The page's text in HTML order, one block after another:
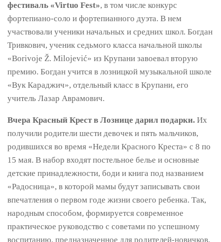
фестиваль «Virtuo Fest», в том числе конкурс
фортепиано-соло и фортепианного дуэта. В нем
участвовали ученики начальных и средних школ. Богдан
Тривкович, ученик седьмого класса начальной школы
«Borivoje Ž. Milojević» из Крупани завоевал вторую
премию. Богдан учится в лозницкой музыкальной школе
«Вук Караджич», отдельный класс в Крупани, его
учитель Лазар Аврамович.
Вчера Красный Крест в Лознице дарил подарки. Их
получили родители шести девочек и пять мальчиков,
родившихся во время «Недели Красного Креста» с 8 по
15 мая. В набор входят постельное белье и основные
детские принадлежности, боди и книга под названием
«Радосница», в которой мамы будут записывать свои
впечатления о первом годе жизни своего ребенка. Так,
народным способом, формируется современное
практическое руководство с советами по успешному
воспитанию, предназначенное для родителей-новичков.